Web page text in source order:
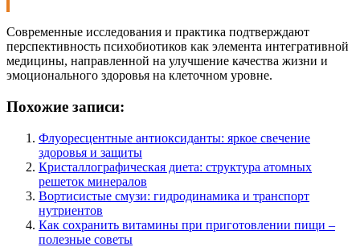
Современные исследования и практика подтверждают
перспективность психобиотиков как элемента интегративной
медицины, направленной на улучшение качества жизни и
эмоционального здоровья на клеточном уровне.
Похожие записи:
Флуоресцентные антиоксиданты: яркое свечение
здоровья и защиты
Кристаллографическая диета: структура атомных
решеток минералов
Вортисистые смузи: гидродинамика и транспорт
нутриентов
Как сохранить витамины при приготовлении пищи –
полезные советы